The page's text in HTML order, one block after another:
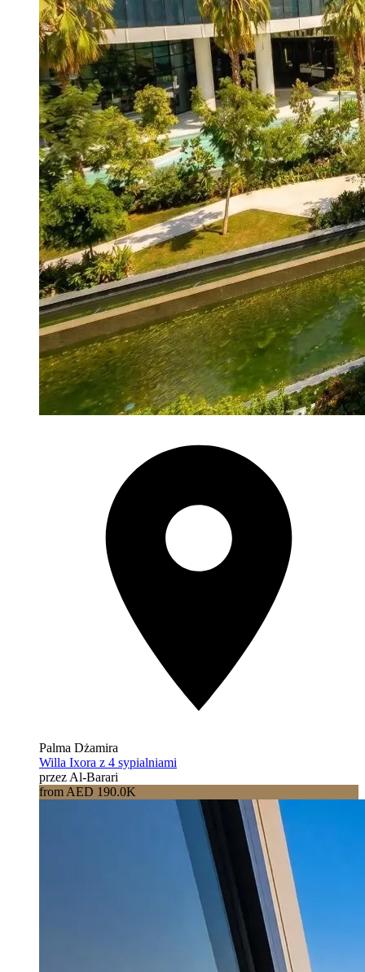
Palma Dżamira
Willa Ixora z 4 sypialniami
przez Al-Barari
from AED 190.0K